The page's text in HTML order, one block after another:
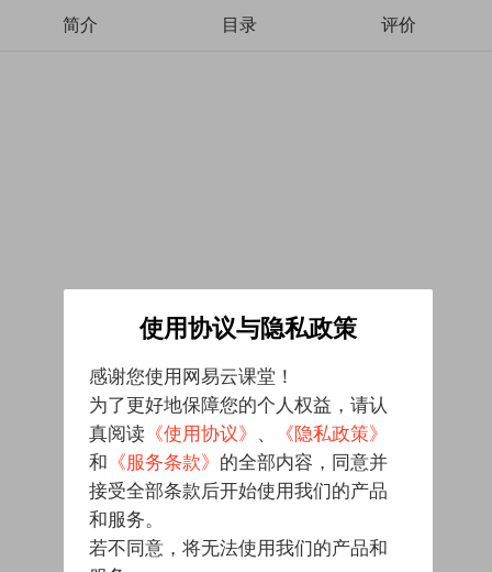
简介 目录 评价
使用协议与隐私政策
感谢您使用网易云课堂！
为了更好地保障您的个人权益，请认
真阅读 《使用协议》 、
《隐私政策》
和 《服务条款》 的全部内容，同意并
接受全部条款后开始使用我们的产品
和服务。
若不同意，将无法使用我们的产品和